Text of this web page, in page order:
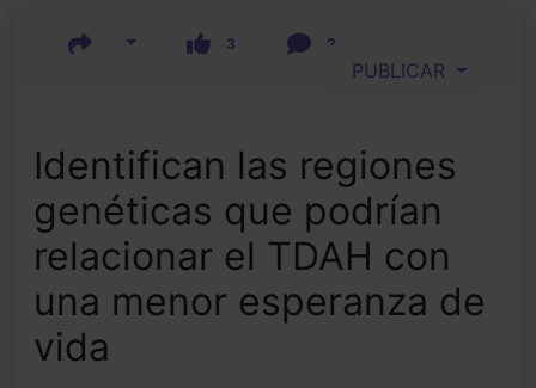
3 2
PUBLICAR
Identifican las regiones
genéticas que podrían
relacionar el TDAH con
una menor esperanza de
vida